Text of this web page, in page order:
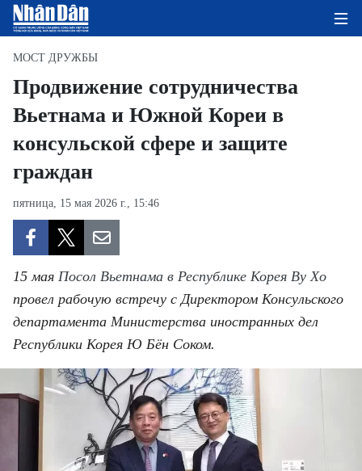
ГЛАВНАЯ СТРАНИЦА
ПОЛИТИКА
КУЛЬТУРА
ДОБРО ПОЖАЛОВАТЬ ВО
МОСТ ДРУЖБЫ
В МИРЕ
МОСТ ДРУЖБЫ
Продвижение сотрудничества
Вьетнама и Южной Кореи в
консульской сфере и защите
граждан
пятница, 15 мая 2026 г., 15:46
15 мая Посол Вьетнама в Республике Корея Ву Хо
провел рабочую встречу с Директором Консульского
департамента Министерства иностранных дел
Республики Корея Ю Бён Соком.